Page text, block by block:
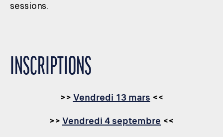
sessions.
INSCRIPTIONS
>>Vendredi 13 mars <<
>>Vendredi 4 septembre <<